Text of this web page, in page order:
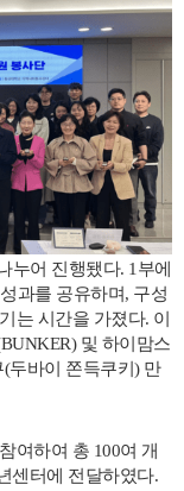
누어 진행됐다. 1부에
과를 공유하며, 구성
는 시간을 가졌다. 이
및 하이맘스
두바이 쫀득쿠키) 만
여하여 총 100여 개
센터에 전달하였다.